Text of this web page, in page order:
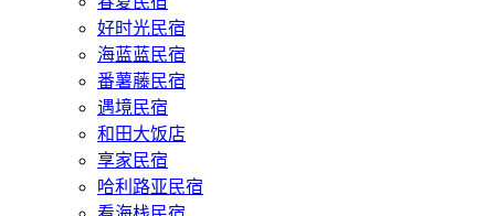
好时光民宿
海蓝蓝民宿
番薯藤民宿
遇境民宿
和田大饭店
享家民宿
哈利路亚民宿